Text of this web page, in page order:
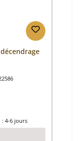
: 4-6 jours